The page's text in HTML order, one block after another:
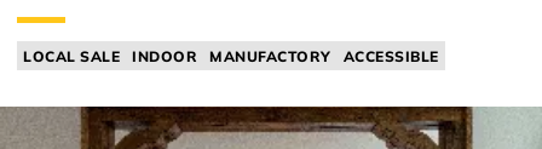
LOCAL SALE INDOOR MANUFACTORY
ACCESSIBLE